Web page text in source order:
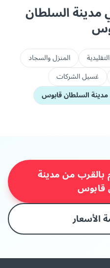
السلطان
المنزل والسجاد
غسيل الشركات
السلطان قابوس
بالقرب من مدينة
قابوس
الأسعار